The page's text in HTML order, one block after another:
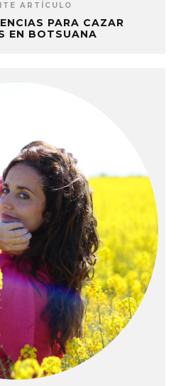
ARTÍCULO
PARA CAZAR
EN BOTSUANA